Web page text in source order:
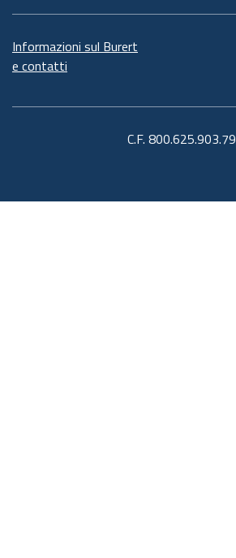
Informazioni sul Burert
e contatti
C.F. 800.625.903.79